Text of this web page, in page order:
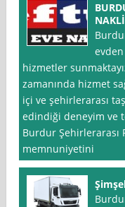
evden
hizmetler
zamanında hizmet
içi ve şehirlerarası
edindiği deneyim ve
Burdur Şehirlerarası
memnuniyetini